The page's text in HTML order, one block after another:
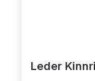
Leder